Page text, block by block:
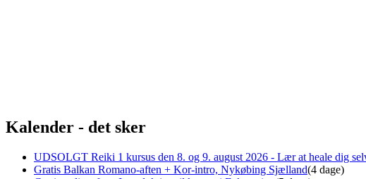
Kalender - det sker
UDSOLGT Reiki 1 kursus den 8. og 9. august 2026 - Lær at heale dig
Gratis Balkan Romano-aften + Kor-intro, Nykøbing Sjælland(4 dage)